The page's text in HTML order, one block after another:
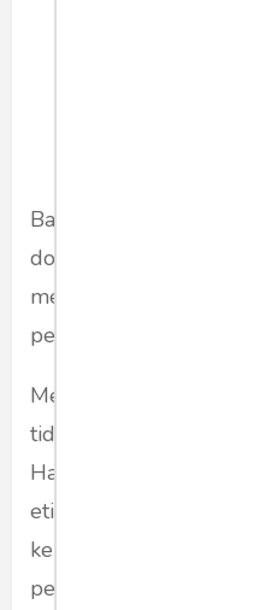
Bagi penganut strategi
dorongan kuat (
memiliki pencapaian
pemerintahan
Menjadi kritis terhadap
tidak berarti harus
Hanya saja sebagai elit
etika serta pernah
kekuasaan yang
pembangunan yang